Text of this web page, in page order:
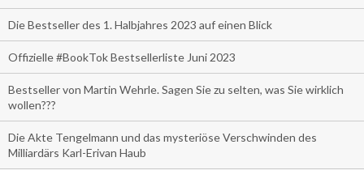
Die Bestseller des 1. Halbjahres 2023 auf einen Blick
Offizielle #BookTok Bestsellerliste Juni 2023
Bestseller von Martin Wehrle. Sagen Sie zu selten, was Sie wirklich
wollen???
Die Akte Tengelmann und das mysteriöse Verschwinden des
Milliardärs Karl-Erivan Haub